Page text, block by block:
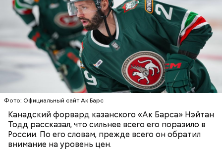
Фото: Официальный сайт Ак Барс
Канадский форвард казанского «Ак Барса» Нэйтан
Тодд рассказал, что сильнее всего его поразило в
России. По его словам, прежде всего он обратил
внимание на уровень цен.
День «Счастье случается» был инициирован
Тайным обществом счастливых людей, чтобы
напомнить людям, что счастье на самом деле
кроется в мелочах. Отпраздновать этот день
можно, поделившись с другими людьми
Уберут отеки и улучшат зрение:
диетолог Соломатина рассказала
о пользе кабачков
Кабачки, тушеные с курицей
Как приготовить домашний
майонез: три простых рецепта
Эндокринолог Куликова
объяснила, в чем заключается
польза сезонных овощей и
фруктов